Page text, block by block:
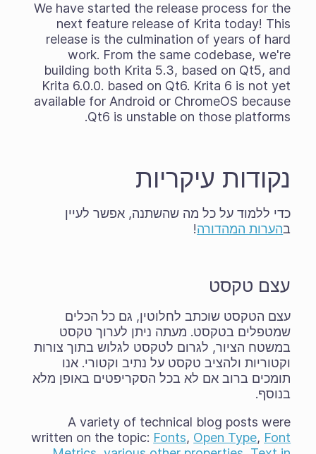
We have started the release process for the
next feature release of Krita today! This
release is the culmination of years of hard
work. From the same codebase, we're
building both Krita 5.3, based on Qt5, and
Krita 6.0.0. based on Qt6. Krita 6 is not yet
available for Android or ChromeOS because
Qt6 is unstable on those platforms.
נקודות עיקריות
כדי ללמוד על כל מה שהשתנה, אפשר לעיין
בהערות המהדורה!
עצם טקסט
עצם הטקסט שוכתב לחלוטין, גם כל הכלים
שמטפלים בטקסט. מעתה ניתן לערוך טקסט
במשטח הציור, לגרום לטקסט לגלוש בתוך צורות
וקטוריות ולהציב טקסט על נתיב וקטורי. אנו
תומכים ברוב אם לא בכל הסקריפטים באופן מלא
בנוסף.
A variety of technical blog posts were
written on the topic: Fonts, Open Type, Font